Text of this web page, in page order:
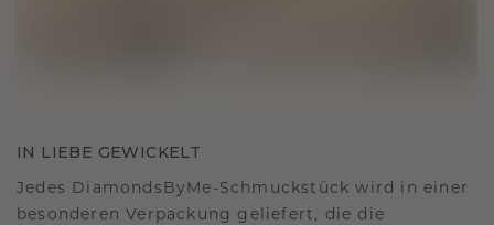
IN LIEBE GEWICKELT
Jedes DiamondsByMe-Schmuckstück wird in einer
besonderen Verpackung geliefert, die die